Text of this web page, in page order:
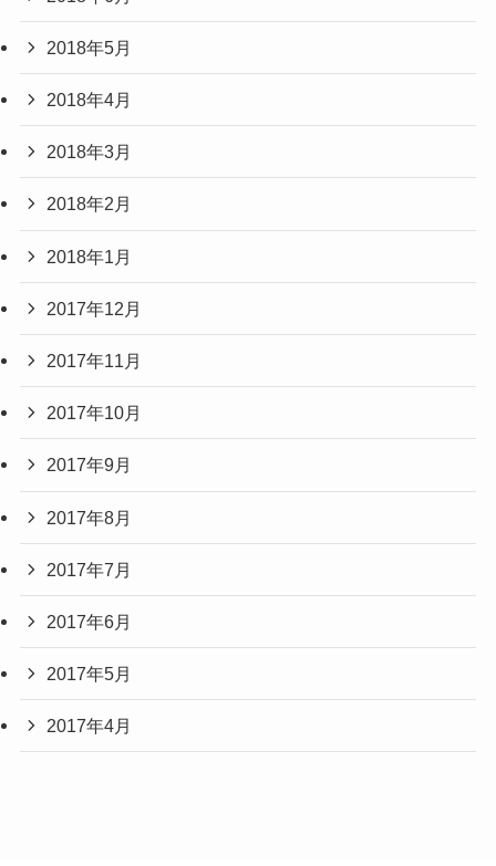
2018年5月
2018年4月
2018年3月
2018年2月
2018年1月
2017年12月
2017年11月
2017年10月
2017年9月
2017年8月
2017年7月
2017年6月
2017年5月
2017年4月